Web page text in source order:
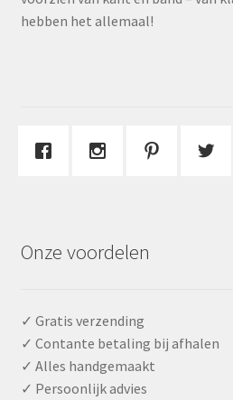
hebben het allemaal!
Onze voordelen
✓ Gratis verzending
✓ Contante betaling bij afhalen
✓ Alles handgemaakt
✓ Persoonlijk advies